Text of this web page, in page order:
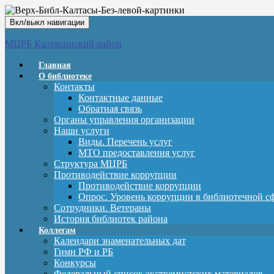
Вкл/выкл навигации
МЦРБ Калтасинский район
Главная
О библиотеке
Контакты
Контактные данные
Обратная связь
Органы управления организации
Наши услуги
Виды. Перечень услуг
МТО предоставления услуг
Структура МЦРБ
Противодействие коррупции
Противодействие коррупции
Опрос. Уровень коррупции в библиотечной
Сотрудники. Ветераны
История библиотек района
Коллегам
Календари знаменательных дат
Гимн РФ и РБ
Конкурсы